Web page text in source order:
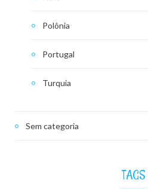
Polônia
Portugal
Turquia
Sem categoria
TAGS